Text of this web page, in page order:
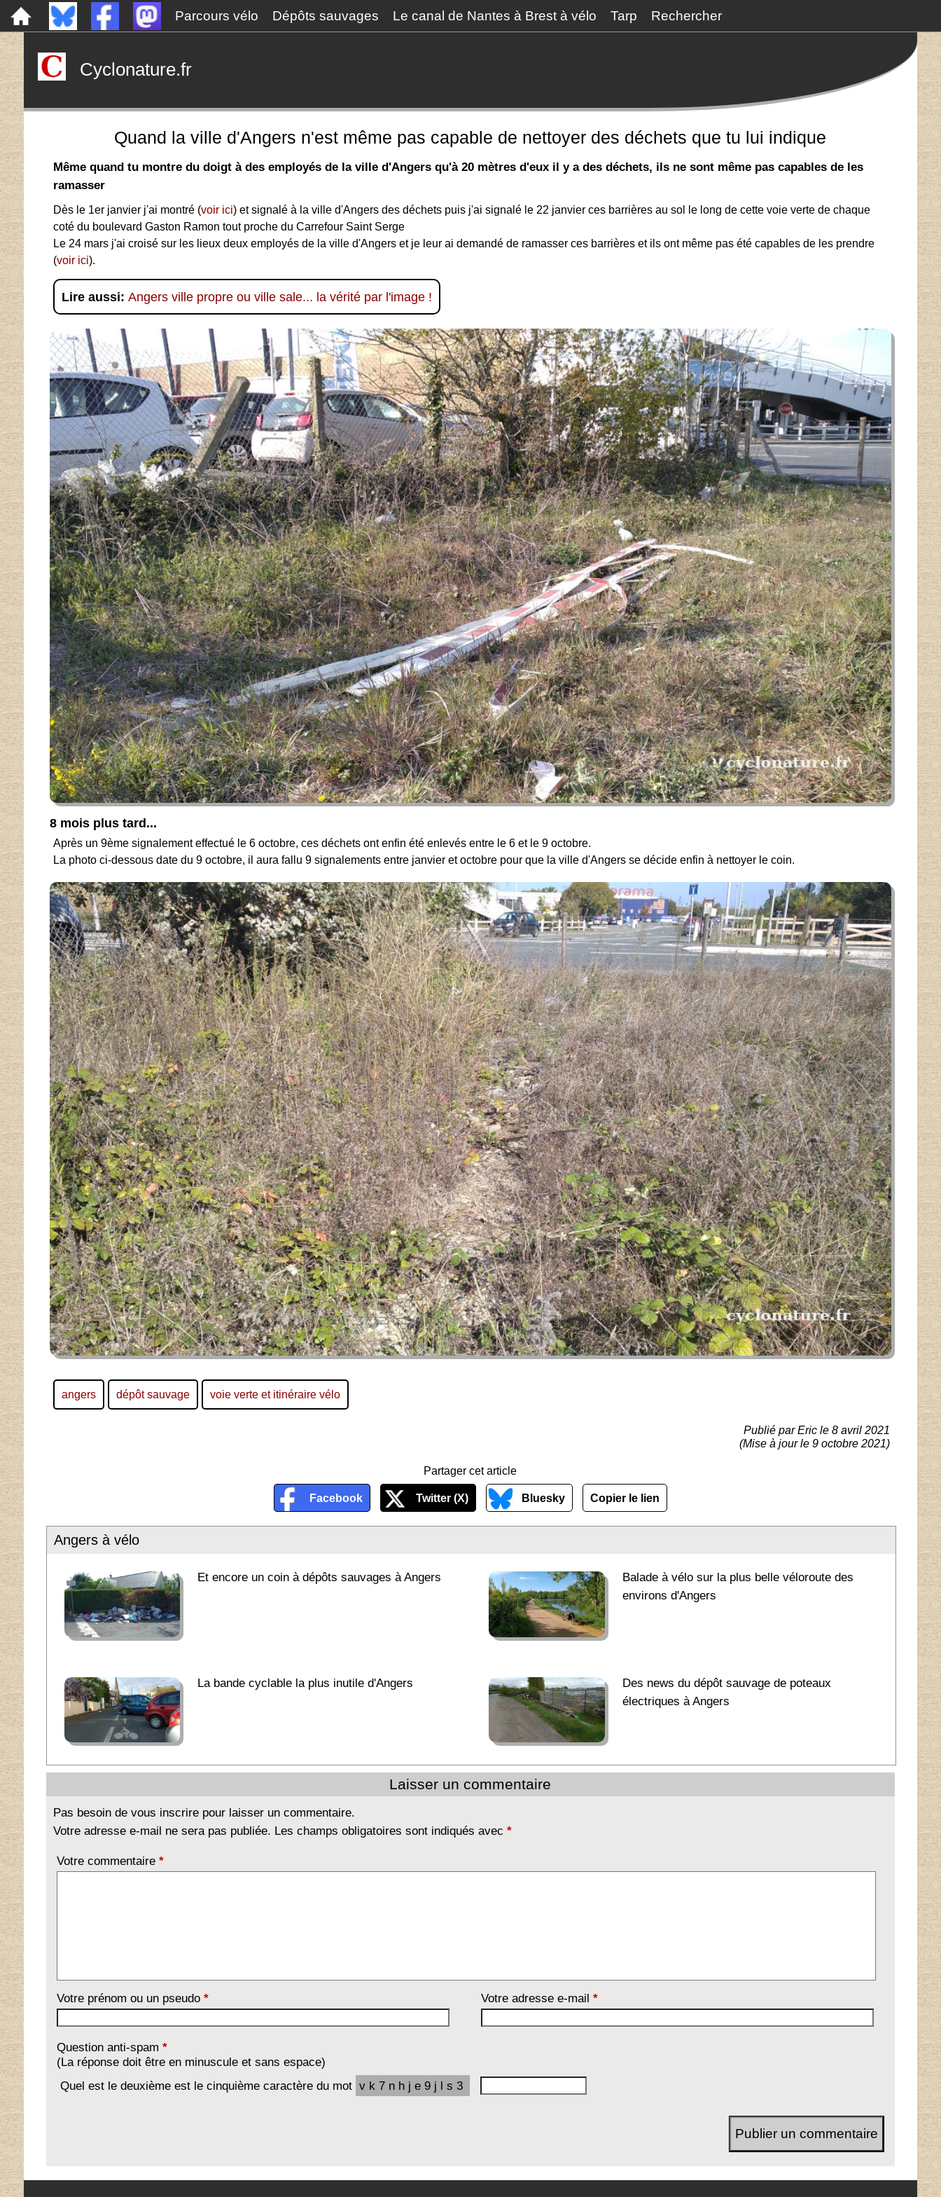
Parcours vélo Dépôts sauvages Le canal de Nantes à Brest à vélo Tarp Rechercher
Cyclonature.fr
Quand la ville d'Angers n'est même pas capable de nettoyer des déchets que tu lui indique
Même quand tu montre du doigt à des employés de la ville d'Angers qu'à 20 mètres d'eux il y a des déchets, ils ne sont même pas capables de les
ramasser
Dès le 1er janvier j'ai montré (voir ici) et signalé à la ville d'Angers des déchets puis j'ai signalé le 22 janvier ces barrières au sol le long de cette voie verte de chaque
coté du boulevard Gaston Ramon tout proche du Carrefour Saint Serge
Le 24 mars j'ai croisé sur les lieux deux employés de la ville d'Angers et je leur ai demandé de ramasser ces barrières et ils ont même pas été capables de les prendre
(voir ici).
Lire aussi: Angers ville propre ou ville sale... la vérité par l'image !
8 mois plus tard...
Après un 9ème signalement effectué le 6 octobre, ces déchets ont enfin été enlevés entre le 6 et le 9 octobre.
La photo ci-dessous date du 9 octobre, il aura fallu 9 signalements entre janvier et octobre pour que la ville d'Angers se décide enfin à nettoyer le coin.
angers dépôt sauvage voie verte et itinéraire vélo
Publié par Eric le 8 avril 2021
(Mise à jour le 9 octobre 2021)
Partager cet article
Facebook Twitter (X) Bluesky Copier le lien
Angers à vélo
Et encore un coin à dépôts sauvages à Angers
Balade à vélo sur la plus belle véloroute des
environs d'Angers
La bande cyclable la plus inutile d'Angers
Des news du dépôt sauvage de poteaux
électriques à Angers
Laisser un commentaire
Pas besoin de vous inscrire pour laisser un commentaire.
Votre adresse e-mail ne sera pas publiée. Les champs obligatoires sont indiqués avec *
Votre commentaire *
Votre prénom ou un pseudo * Votre adresse e-mail *
Question anti-spam *
(La réponse doit être en minuscule et sans espace)
Quel est le deuxième est le cinquième caractère du mot vk7nhje9jls3